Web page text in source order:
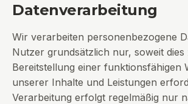
Datenverarbeitung
Wir verarbeiten personenbezogene
Nutzer grundsätzlich nur, soweit dies
Bereitstellung einer funktionsfähigen
unserer Inhalte und Leistungen
Verarbeitung erfolgt regelmäßig nur